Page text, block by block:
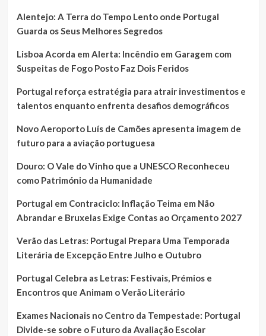
Alentejo: A Terra do Tempo Lento onde Portugal
Guarda os Seus Melhores Segredos
Lisboa Acorda em Alerta: Incêndio em Garagem com
Suspeitas de Fogo Posto Faz Dois Feridos
Portugal reforça estratégia para atrair investimentos e
talentos enquanto enfrenta desafios demográficos
Novo Aeroporto Luís de Camões apresenta imagem de
futuro para a aviação portuguesa
Douro: O Vale do Vinho que a UNESCO Reconheceu
como Património da Humanidade
Portugal em Contraciclo: Inflação Teima em Não
Abrandar e Bruxelas Exige Contas ao Orçamento 2027
Verão das Letras: Portugal Prepara Uma Temporada
Literária de Excepção Entre Julho e Outubro
Portugal Celebra as Letras: Festivais, Prémios e
Encontros que Animam o Verão Literário
Exames Nacionais no Centro da Tempestade: Portugal
Divide-se sobre o Futuro da Avaliação Escolar